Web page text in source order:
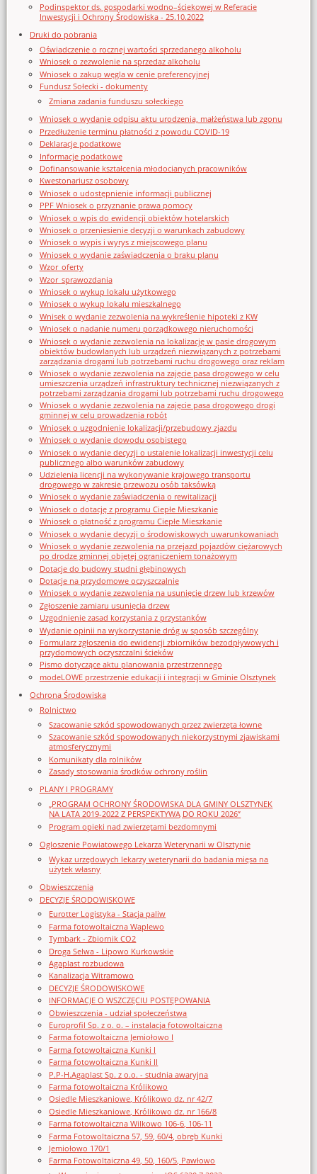
Podinspektor ds. gospodarki wodno–ściekowej w Referacie
Inwestycji i Ochrony Środowiska - 25.10.2022
Druki do pobrania
Oświadczenie o rocznej wartości sprzedanego alkoholu
Wniosek o zezwolenie na sprzedaz alkoholu
Wniosek o zakup węgla w cenie preferencyjnej
Fundusz Sołecki - dokumenty
Zmiana zadania funduszu sołeckiego
Wniosek o wydanie odpisu aktu urodzenia, małżeństwa lub zgonu
Przedłużenie terminu płatności z powodu COVID-19
Deklaracje podatkowe
Informacje podatkowe
Dofinansowanie kształcenia młodocianych pracowników
Kwestonariusz osobowy
Wniosek o udostępnienie informacji publicznej
PPF Wniosek o przyznanie prawa pomocy
Wniosek o wpis do ewidencji obiektów hotelarskich
Wniosek o przeniesienie decyzji o warunkach zabudowy
Wniosek o wypis i wyrys z miejscowego planu
Wniosek o wydanie zaświadczenia o braku planu
Wzor_oferty
Wzor_sprawozdania
Wniosek o wykup lokalu użytkowego
Wniosek o wykup lokalu mieszkalnego
Wnisek o wydanie zezwolenia na wykreślenie hipoteki z KW
Wniosek o nadanie numeru porządkowego nieruchomości
Wniosek o wydanie zezwolenia na lokalizację w pasie drogowym
obiektów budowlanych lub urządzeń niezwiązanych z potrzebami
zarządzania drogami lub potrzebami ruchu drogowego oraz reklam
Wniosek o wydanie zezwolenia na zajęcie pasa drogowego w celu
umieszczenia urządzeń infrastruktury technicznej niezwiązanych z
potrzebami zarządzania drogami lub potrzebami ruchu drogowego
Wniosek o wydanie zezwolenia na zajęcie pasa drogowego drogi
gminnej w celu prowadzenia robót
Wniosek o uzgodnienie lokalizacji/przebudowy zjazdu
Wniosek o wydanie dowodu osobistego
Wniosek o wydanie decyzji o ustalenie lokalizacji inwestycji celu
publicznego albo warunków zabudowy
Udzielenia licencji na wykonywanie krajowego transportu
drogowego w zakresie przewozu osób taksówką
Wniosek o wydanie zaświadczenia o rewitalizacji
Wniosek o dotację z programu Ciepłe Mieszkanie
Wniosek o płatność z programu Ciepłe Mieszkanie
Wniosek o wydanie decyzji o środowiskowych uwarunkowaniach
Wniosek o wydanie zezwolenia na przejazd pojazdów ciężarowych
po drodze gminnej objętej ograniczeniem tonażowym
Dotacje do budowy studni głębinowych
Dotacje na przydomowe oczyszczalnie
Wniosek o wydanie zezwolenia na usunięcie drzew lub krzewów
Zgłoszenie zamiaru usunięcia drzew
Uzgodnienie zasad korzystania z przystanków
Wydanie opinii na wykorzystanie dróg w sposób szczególny
Formularz zgłoszenia do ewidencji zbiorników bezodpływowych i
przydomowych oczyszczalni ścieków
Pismo dotyczące aktu planowania przestrzennego
modeLOWE przestrzenie edukacji i integracji w Gminie Olsztynek
Ochrona Środowiska
Rolnictwo
Szacowanie szkód spowodowanych przez zwierzęta łowne
Szacowanie szkód spowodowanych niekorzystnymi zjawiskami
atmosferycznymi
Komunikaty dla rolników
Zasady stosowania środków ochrony roślin
PLANY I PROGRAMY
„PROGRAM OCHRONY ŚRODOWISKA DLA GMINY OLSZTYNEK
NA LATA 2019-2022 Z PERSPEKTYWĄ DO ROKU 2026”
Program opieki nad zwierzętami bezdomnymi
Ogloszenie Powiatowego Lekarza Weterynarii w Olsztynie
Wykaz urzędowych lekarzy weterynarii do badania mięsa na
użytek własny
Obwieszczenia
DECYZJE ŚRODOWISKOWE
Eurotter Logistyka - Stacja paliw
Farma fotowoltaiczna Waplewo
Tymbark - Zbiornik CO2
Droga Selwa - Lipowo Kurkowskie
Agaplast rozbudowa
Kanalizacja Witramowo
DECYZJE ŚRODOWISKOWE
INFORMACJE O WSZCZĘCIU POSTĘPOWANIA
Obwieszczenia - udział społeczeństwa
Europrofil Sp. z o. o. – instalacja fotowoltaiczna
Farma fotowoltaiczna Jemiołowo I
Farma fotowoltaiczna Kunki I
Farma fotowoltaiczna Kunki II
P.P-H.Agaplast Sp. z o.o. - studnia awaryjna
Farma fotowoltaiczna Królikowo
Osiedle Mieszkaniowe, Królikowo dz. nr 42/7
Osiedle Mieszkaniowe, Królikowo dz. nr 166/8
Farma fotowoltaiczna Wilkowo 106-6, 106-11
Farma Fotowoltaiczna 57, 59, 60/4, obręb Kunki
Jemiołowo 170/1
Farma Fotowoltaiczna 49, 50, 160/5, Pawłowo